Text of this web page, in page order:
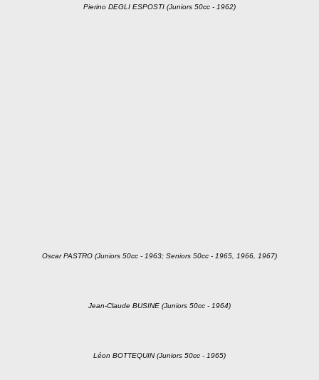
Pierino DEGLI ESPOSTI (Juniors 50cc - 1962)
Oscar PASTRO (Juniors 50cc - 1963; Seniors 50cc - 1965, 1966, 1967)
Jean-Claude BUSINE (Juniors 50cc - 1964)
Léon BOTTEQUIN (Juniors 50cc - 1965)